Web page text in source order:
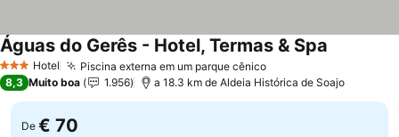
3 EstrelasHotel Piscina externa em um parque cênico
Águas do Gerês - Hotel, Termas & Spa
8,3 Muito boa 1.956 a 18.3 km de Aldeia Histórica de Soajo
De € 70